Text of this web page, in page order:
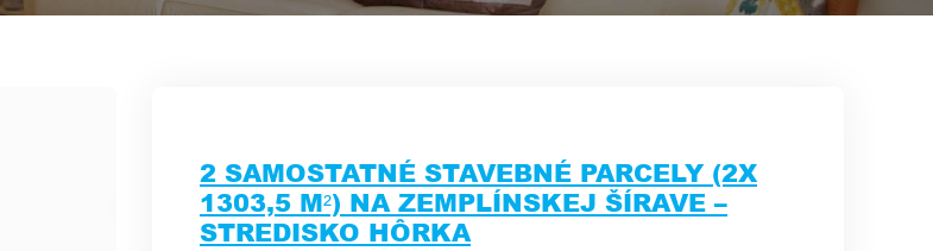
2 SAMOSTATNÉ STAVEBNÉ PARCELY (2X
1303,5 M²) NA ZEMPLÍNSKEJ ŠÍRAVE –
STREDISKO HÔRKA